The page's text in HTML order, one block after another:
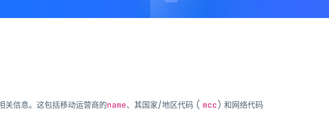
关信息。这包括移动运营商的name、其国家/地区代码 ( mcc) 和网络代码